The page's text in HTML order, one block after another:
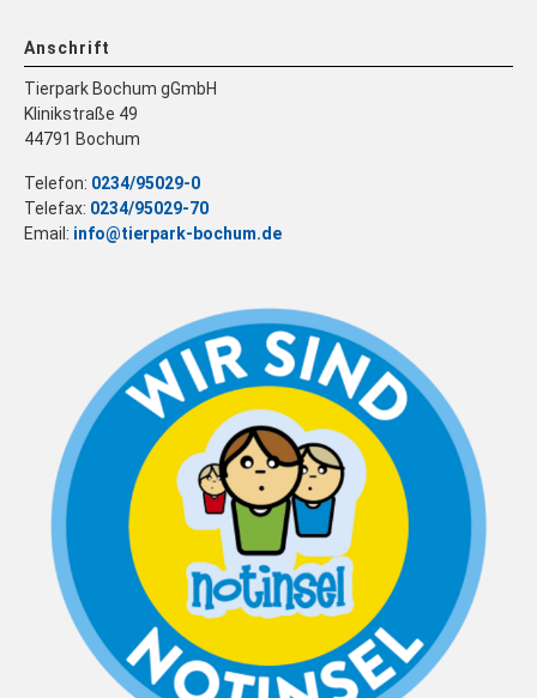
Anschrift
Tierpark Bochum gGmbH
Klinikstraße 49
44791 Bochum
Telefon: 0234/95029-0
Telefax: 0234/95029-70
Email: info@tierpark-bochum.de